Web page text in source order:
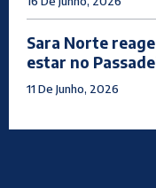
Sara Norte
estar no
11 De Junho, 2026